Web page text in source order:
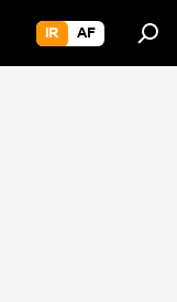
AF
IR